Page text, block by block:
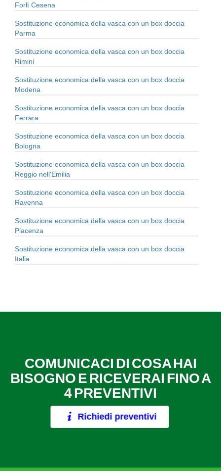
Forlì Cesena
Sostituzione economica della vasca con un box doccia
Parma
Sostituzione economica della vasca con un box doccia
Rimini
Sostituzione economica della vasca con un box doccia
Modena
Sostituzione economica della vasca con un box doccia
Ferrara
Sostituzione economica della vasca con un box doccia
Bologna
Sostituzione economica della vasca con un box doccia
Reggio nell'Emilia
Sostituzione economica della vasca con un box doccia
Ravenna
Sostituzione economica della vasca con un box doccia
Piacenza
Sostituzione economica della vasca con un box doccia
Italia
COMUNICACI DI COSA HAI
BISOGNO E RICEVERAI FINO A
4 PREVENTIVI
Richiedi preventivi